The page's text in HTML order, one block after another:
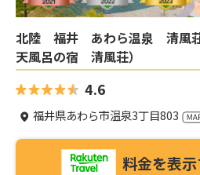
北陸 福井 あわら温泉 清風荘
天風呂の宿 清風荘）
4.6
福井県あわら市温泉3丁目803
料金を表